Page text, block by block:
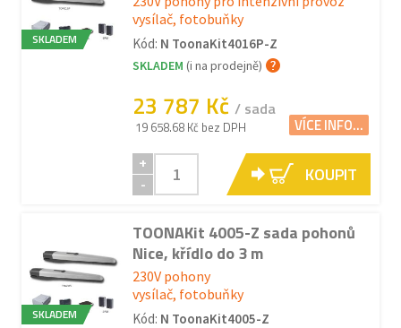
SKLADEM
vysílač, fotobuňky
Kód: N ToonaKit4016P-Z
SKLADEM (i na prodejně)
23 787 Kč / sada
19 658.68 Kč bez DPH VÍCE INFO...
+
-
KOUPIT
SKLADEM
TOONAKit 4005-Z sada pohonů
Nice, křídlo do 3 m
230V pohony
vysílač, fotobuňky
Kód: N ToonaKit4005-Z